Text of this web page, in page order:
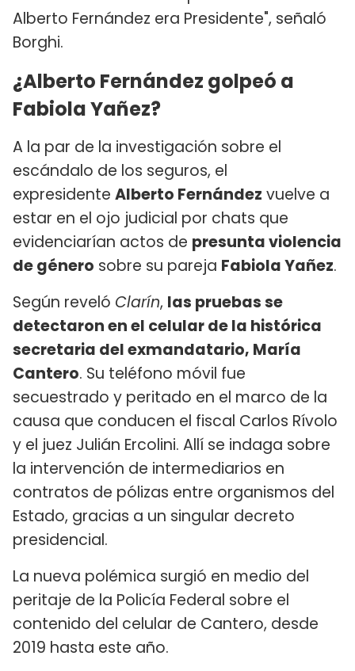
Alberto Fernández era Presidente", señaló
Borghi.
¿Alberto Fernández golpeó a
Fabiola Yañez?
A la par de la investigación sobre el
escándalo de los seguros, el
expresidente Alberto Fernández vuelve a
estar en el ojo judicial por chats que
evidenciarían actos de presunta violencia
de género sobre su pareja Fabiola Yañez.
Según reveló Clarín, las pruebas se
detectaron en el celular de la histórica
secretaria del exmandatario, María
Cantero. Su teléfono móvil fue
secuestrado y peritado en el marco de la
causa que conducen el fiscal Carlos Rívolo
y el juez Julián Ercolini. Allí se indaga sobre
la intervención de intermediarios en
contratos de pólizas entre organismos del
Estado, gracias a un singular decreto
presidencial.
La nueva polémica surgió en medio del
peritaje de la Policía Federal sobre el
contenido del celular de Cantero, desde
2019 hasta este año.